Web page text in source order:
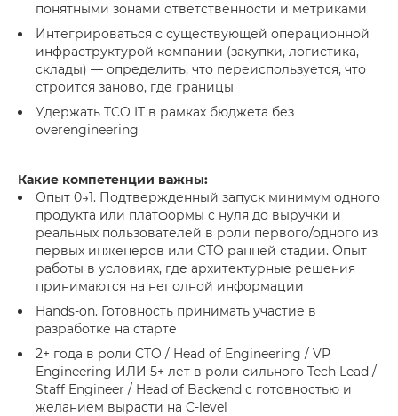
понятными зонами ответственности и метриками
Интегрироваться с существующей операционной
инфраструктурой компании (закупки, логистика,
склады) — определить, что переиспользуется, что
строится заново, где границы
Удержать TCO IT в рамках бюджета без
overengineering
Какие компетенции важны:
Опыт 0→1. Подтвержденный запуск минимум одного
продукта или платформы с нуля до выручки и
реальных пользователей в роли первого/одного из
первых инженеров или CTO ранней стадии. Опыт
работы в условиях, где архитектурные решения
принимаются на неполной информации
Hands-on. Готовность принимать участие в
разработке на старте
2+ года в роли CTO / Head of Engineering / VP
Engineering ИЛИ 5+ лет в роли сильного Tech Lead /
Staff Engineer / Head of Backend с готовностью и
желанием вырасти на C-level